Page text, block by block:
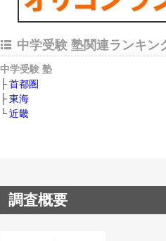
中学受験 塾関連ランキン
中学受験 塾
首都圏
東海
近畿
調査概要